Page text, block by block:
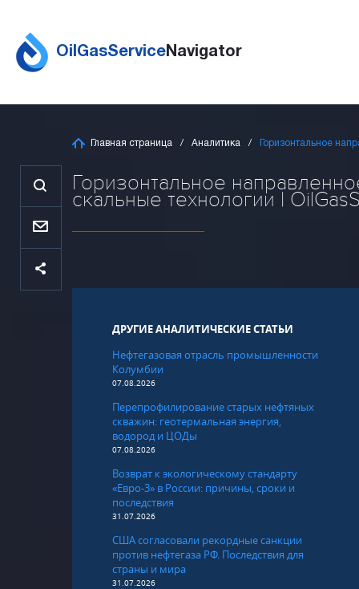
OilGasServiceNavigator
Главная страница Аналитика Горизонтальное
Горизонтальное
скальные технологии |
ДРУГИЕ АНАЛИТИЧЕСКИЕ СТАТЬИ
Нефтегазовая отрасль промышленности
Колумбии
07.08.2026
Перепрофилирование старых нефтяных
скважин: геотермальная энергия,
водород и ЦОДы
07.08.2026
Возврат к экологическому стандарту
«Евро-3» в России: причины, сроки и
последствия
31.07.2026
США согласовали рекордные санкции
против нефтегаза РФ. Последствия для
страны и мира
31.07.2026